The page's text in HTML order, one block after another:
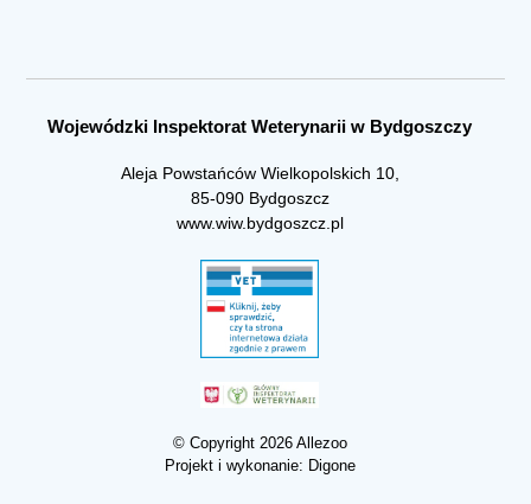
Wojewódzki Inspektorat Weterynarii w Bydgoszczy
Aleja Powstańców Wielkopolskich 10,
85-090 Bydgoszcz
www.wiw.bydgoszcz.pl
© Copyright 2026 Allezoo
Projekt i wykonanie: Digone